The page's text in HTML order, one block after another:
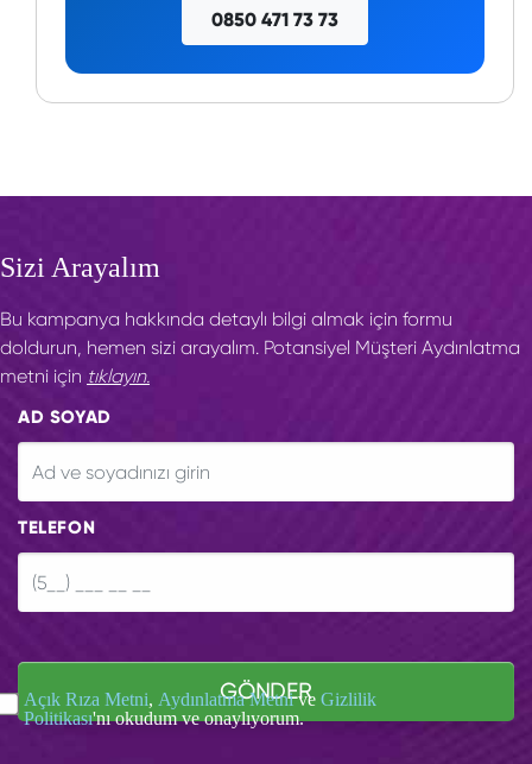
0850 471 73 73
Sizi Arayalım
Bu kampanya hakkında detaylı bilgi almak için formu
doldurun, hemen sizi arayalım. Potansiyel Müşteri Aydınlatma
metni için tıklayın.
AD SOYAD
TELEFON
GÖNDER
Açık Rıza Metni, Aydınlatma Metnive Gizlilik
Politikası'nı okudum ve onaylıyorum.